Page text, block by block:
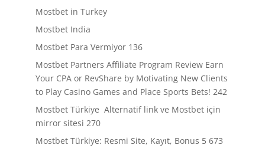
Mostbet in Turkey
Mostbet India
Mostbet Para Vermiyor 136
Mostbet Partners Affiliate Program Review Earn
Your CPA or RevShare by Motivating New Clients
to Play Casino Games and Place Sports Bets! 242
Mostbet Türkiye ️ Alternatif link ve Mostbet için
mirror sitesi 270
Mostbet Türkiye: Resmi Site, Kayıt, Bonus 5 673